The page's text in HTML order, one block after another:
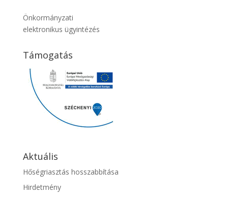
Önkormányzati
elektronikus ügyintézés
Támogatás
Aktuális
Hőségriasztás hosszabbítása
Hirdetmény